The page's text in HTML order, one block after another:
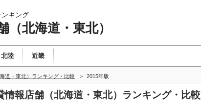
キング
（北海道・東北）
陸 近畿
道・東北）ランキング・比較 2015年版
情報店舗（北海道・東北）ランキング・比較